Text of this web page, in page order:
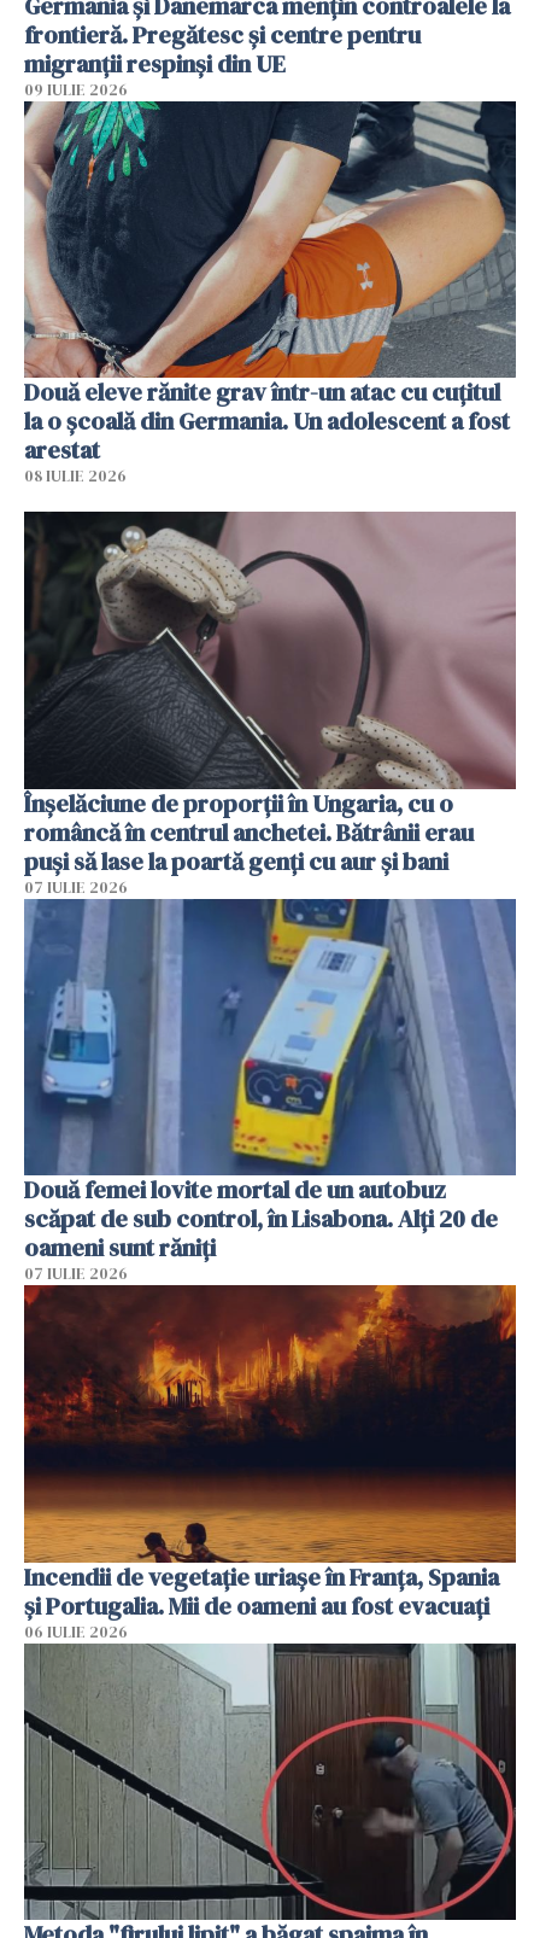
frontieră. Pregătesc și centre pentru
migranții respinși din UE
09 IULIE 2026
Două eleve rănite grav într-un atac cu cuțitul
la o școală din Germania. Un adolescent a fost
arestat
08 IULIE 2026
Înșelăciune de proporții în Ungaria, cu o
româncă în centrul anchetei. Bătrânii erau
puși să lase la poartă genți cu aur și bani
07 IULIE 2026
Două femei lovite mortal de un autobuz
scăpat de sub control, în Lisabona. Alți 20 de
oameni sunt răniți
07 IULIE 2026
Incendii de vegetație uriașe în Franța, Spania
și Portugalia. Mii de oameni au fost evacuați
06 IULIE 2026